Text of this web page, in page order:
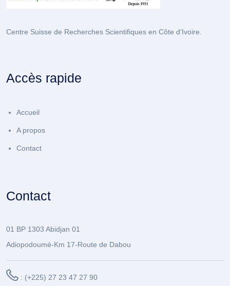
Centre Suisse de Recherches Scientifiques en Côte d'Ivoire.
Accès rapide
Accueil
A propos
Contact
Contact
01 BP 1303 Abidjan 01
Adiopodoumé-Km 17-Route de Dabou
: (+225) 27 23 47 27 90